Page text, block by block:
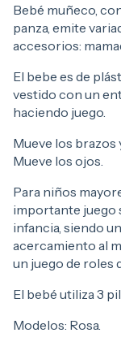
Bebé muñeco,
panza, emite
accesorios:
El bebe es de
vestido con un
haciendo juego.
Mueve los brazos
Mueve los ojos.
Para niños
importante juego
infancia, siendo
acercamiento al
un juego de roles
El bebé utiliza 3
Modelos: Rosa.